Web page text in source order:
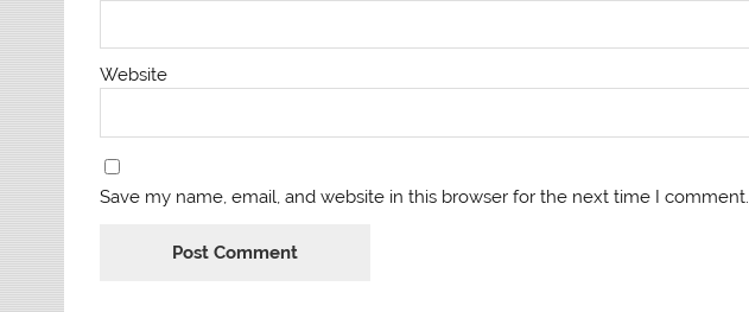
Website
Save my name, email, and website in this browser for the next time I comment.